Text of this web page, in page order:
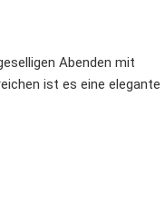
Abenden mit
ist es eine elegante